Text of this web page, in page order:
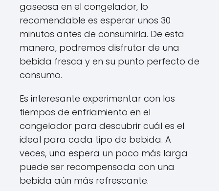
gaseosa en el congelador, lo
recomendable es esperar unos 30
minutos antes de consumirla. De esta
manera, podremos disfrutar de una
bebida fresca y en su punto perfecto de
consumo.
Es interesante experimentar con los
tiempos de enfriamiento en el
congelador para descubrir cuál es el
ideal para cada tipo de bebida. A
veces, una espera un poco más larga
puede ser recompensada con una
bebida aún más refrescante.